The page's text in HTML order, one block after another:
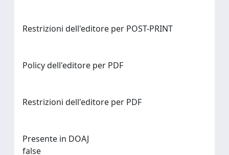
Restrizioni dell'editore per POST-PRINT
Policy dell'editore per PDF
Restrizioni dell'editore per PDF
Presente in DOAJ